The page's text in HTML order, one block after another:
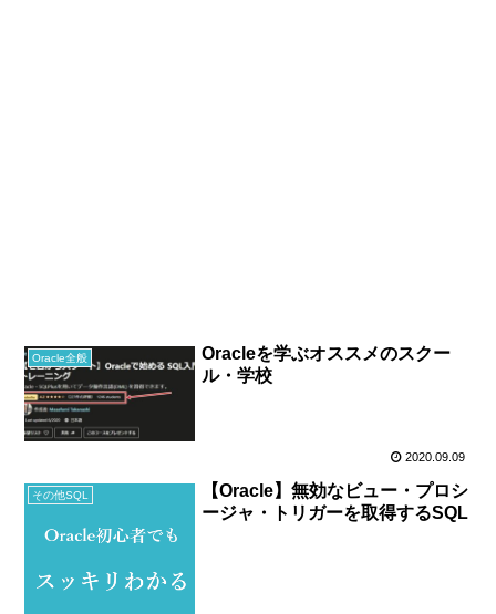
Oracle全般
Oracleを学ぶオススメのスクー
ル・学校
2020.09.09
その他SQL
【Oracle】無効なビュー・プロシ
ージャ・トリガーを取得するSQL